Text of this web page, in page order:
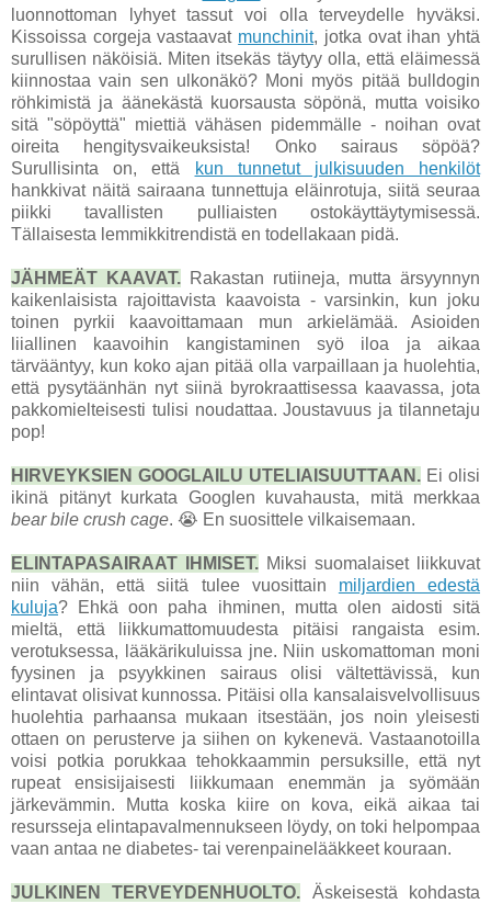
luonnottoman lyhyet tassut voi olla terveydelle hyväksi.
Kissoissa corgeja vastaavat munchinit, jotka ovat ihan yhtä
surullisen näköisiä. Miten itsekäs täytyy olla, että eläimessä
kiinnostaa vain sen ulkonäkö? Moni myös pitää bulldogin
röhkimistä ja äänekästä kuorsausta söpönä, mutta voisiko
sitä "söpöyttä" miettiä vähäsen pidemmälle - noihan ovat
oireita hengitysvaikeuksista! Onko sairaus söpöä?
Surullisinta on, että
kun tunnetut julkisuuden henkilöt
hankkivat näitä sairaana tunnettuja eläinrotuja, siitä seuraa
piikki tavallisten pulliaisten ostokäyttäytymisessä.
Tällaisesta lemmikkitrendistä en todellakaan pidä.
JÄHMEÄT KAAVAT. Rakastan rutiineja, mutta ärsyynnyn
kaikenlaisista rajoittavista kaavoista - varsinkin, kun joku
toinen pyrkii kaavoittamaan mun arkielämää. Asioiden
liiallinen kaavoihin kangistaminen syö iloa ja aikaa
tärvääntyy, kun koko ajan pitää olla varpaillaan ja huolehtia,
että pysytäänhän nyt siinä byrokraattisessa kaavassa, jota
pakkomielteisesti tulisi noudattaa. Joustavuus ja tilannetaju
pop!
HIRVEYKSIEN GOOGLAILU UTELIAISUUTTAAN. Ei olisi
ikinä pitänyt kurkata Googlen kuvahausta, mitä merkkaa
bear bile crush cage. 😭 En suosittele vilkaisemaan.
ELINTAPASAIRAAT IHMISET. Miksi suomalaiset liikkuvat
niin vähän, että siitä tulee vuosittain miljardien edestä
kuluja? Ehkä oon paha ihminen, mutta olen aidosti sitä
mieltä, että liikkumattomuudesta pitäisi rangaista esim.
verotuksessa, lääkärikuluissa jne. Niin uskomattoman moni
fyysinen ja psyykkinen sairaus olisi vältettävissä, kun
elintavat olisivat kunnossa. Pitäisi olla kansalaisvelvollisuus
huolehtia parhaansa mukaan itsestään, jos noin yleisesti
ottaen on perusterve ja siihen on kykenevä. Vastaanotoilla
voisi potkia porukkaa tehokkaammin persuksille, että nyt
rupeat ensisijaisesti liikkumaan enemmän ja syömään
järkevämmin. Mutta koska kiire on kova, eikä aikaa tai
resursseja elintapavalmennukseen löydy, on toki helpompaa
vaan antaa ne diabetes- tai verenpainelääkkeet kouraan.
JULKINEN TERVEYDENHUOLTO. Äskeisestä kohdasta